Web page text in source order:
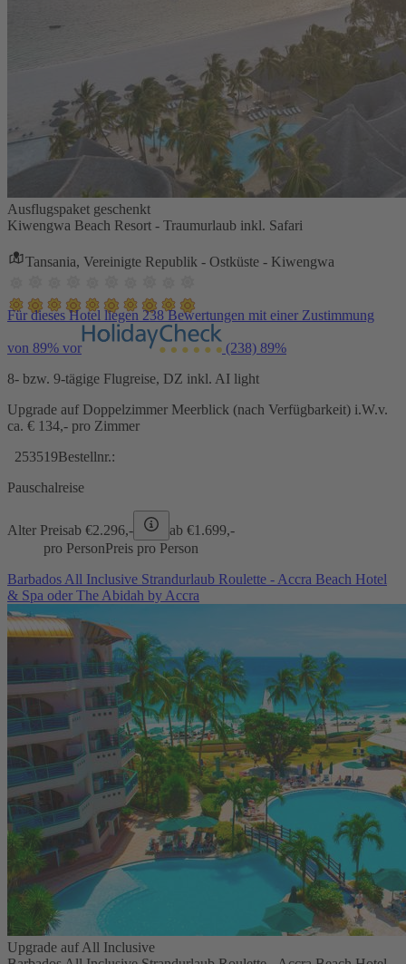
Ausflugspaket geschenkt
Kiwengwa Beach Resort - Traumurlaub inkl. Safari
Tansania, Vereinigte Republik - Ostküste - Kiwengwa
Für dieses Hotel liegen 238 Bewertungen mit einer Zustimmung
von 89% vor (238) 89%
8- bzw. 9-tägige Flugreise, DZ inkl. AI light
Upgrade auf Doppelzimmer Meerblick (nach Verfügbarkeit) i.W.v.
ca. € 134,- pro Zimmer
253519Bestellnr.:
Pauschalreise
Alter Preisab €2.296,- ab €1.699,-
pro PersonPreis pro Person
Barbados All Inclusive Strandurlaub Roulette - Accra Beach Hotel
& Spa oder The Abidah by Accra
Upgrade auf All Inclusive